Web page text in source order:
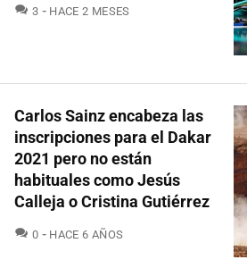
3 COMENTARIOS
HACE 2 MESES
Carlos Sainz encabeza las
inscripciones para el Dakar
2021 pero no están
habituales como Jesús
Calleja o Cristina Gutiérrez
0 COMENTARIOS
HACE 6 AÑOS